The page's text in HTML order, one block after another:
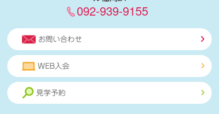
092-939-9155
お問い合わせ
WEB入会
見学予約